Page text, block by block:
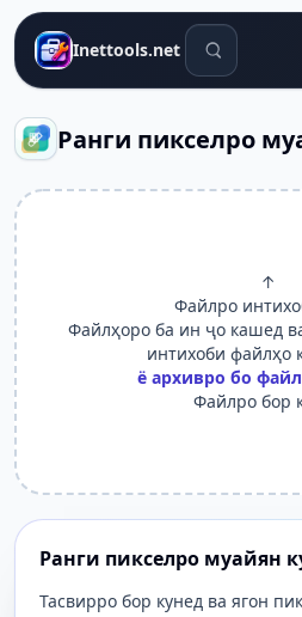
Inettools.net Воситаҳои
Ранги пикселро
↑
Файлро
Файлҳоро ба ин ҷо кашед
интихоби файлҳо
ё архивро бо
Файлро бор
Ранги пикселро муайян
Тасвирро бор кунед ва ягон